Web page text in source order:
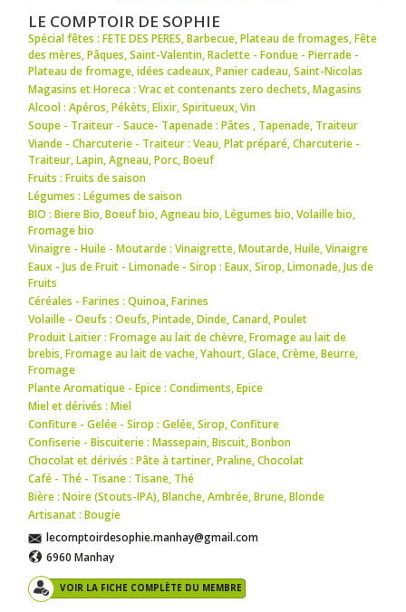
LE COMPTOIR DE SOPHIE
Spécial fêtes : FETE DES PERES,Barbecue,Plateau de fromages,Fête
des mères,Pâques,Saint-Valentin,Raclette - Fondue - Pierrade -
Plateau de fromage,idées cadeaux,Panier cadeau,Saint-Nicolas
Magasins et Horeca : Vrac et contenants zero dechets,Magasins
Alcool : Apéros,Pékèts,Elixir,Spiritueux,Vin
Soupe - Traiteur - Sauce- Tapenade : Pâtes , Tapenade, Traiteur
Viande - Charcuterie - Traiteur : Veau,Plat préparé,Charcuterie -
Traiteur,Lapin,Agneau,Porc,Boeuf
Fruits : Fruits de saison
Légumes : Légumes de saison
BIO : Biere Bio,Boeuf bio,Agneau bio,Légumes bio,Volaille bio,
Fromage bio
Vinaigre - Huile - Moutarde : Vinaigrette,Moutarde,Huile,Vinaigre
Eaux - Jus de Fruit - Limonade - Sirop : Eaux,Sirop,Limonade,Jus de
Fruits
Céréales - Farines : Quinoa,Farines
Volaille - Oeufs : Oeufs,Pintade,Dinde,Canard,Poulet
Produit Laitier : Fromage au lait de chèvre,Fromage au lait de
brebis,Fromage au lait de vache,Yahourt,Glace,Crème,Beurre,
Fromage
Plante Aromatique - Epice : Condiments,Epice
Miel et dérivés : Miel
Confiture - Gelée - Sirop : Gelée,Sirop,Confiture
Confiserie - Biscuiterie : Massepain,Biscuit,Bonbon
Chocolat et dérivés : Pâte à tartiner,Praline,Chocolat
Café - Thé - Tisane : Tisane, Thé
Bière : Noire (Stouts-IPA),Blanche,Ambrée,Brune,Blonde
Artisanat : Bougie
lecomptoirdesophie.manhay@gmail.com
6960 Manhay
VOIR LA FICHE COMPLÈTE DU MEMBRE